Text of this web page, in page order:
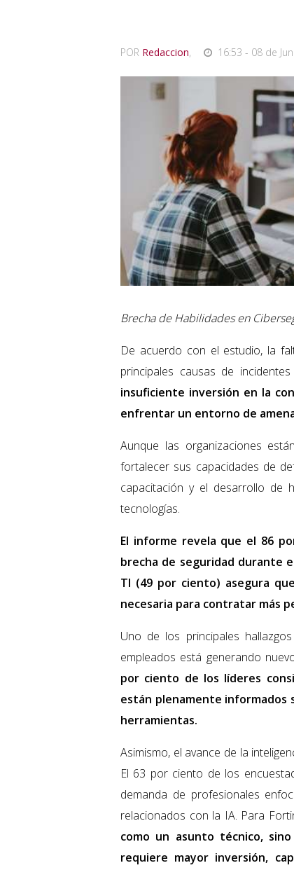
POR Redaccion, 16:53 - 08 de
Brecha de Habilidades en
De acuerdo con el estudio, la
principales causas de
insuficiente inversión en la
enfrentar un entorno de
Aunque las organizaciones
fortalecer sus capacidades de
capacitación y el desarrollo de
tecnologías.
El informe revela que el 86
brecha de seguridad durante
TI (49 por ciento) asegura
necesaria para contratar más
Uno de los principales
empleados está generando
por ciento de los líderes
están plenamente informados
herramientas.
Asimismo, el avance de la
El 63 por ciento de los
demanda de profesionales
relacionados con la IA. Para
como un asunto técnico,
requiere mayor inversión,